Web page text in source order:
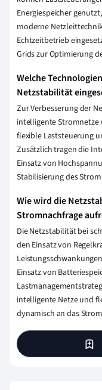
Energiespeicher
moderne
Echtzeitbetrieb
Grids zur Optimierung
Welche
Netzstabilität
Zur Verbesserung der
intelligente Stromnetze
flexible Laststeuerung
Zusätzlich tragen die
Einsatz von
Stabilisierung des
Wie wird die
Stromnachfrage
Die Netzstabilität bei
den Einsatz von
Einsatz von
intelligente Netze und
dynamisch an das